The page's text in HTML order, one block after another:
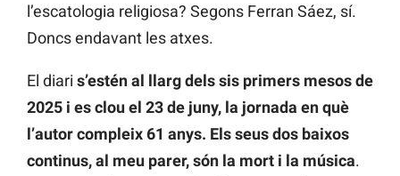
l’escatologia religiosa? Segons Ferran Sáez, sí.
Doncs endavant les atxes.
El diari s’estén al llarg dels sis primers mesos de
2025 i es clou el 23 de juny, la jornada en què
l’autor compleix 61 anys. Els seus dos baixos
continus, al meu parer, són la mort i la música.